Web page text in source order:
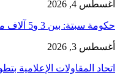
أغسطس 4, 2026
حكومة سبتة: بين 3 و5 آلاف مهاجر ما زالوا داخل المدينة و862…
أغسطس 3, 2026
اتحاد المقاولات الإعلامية